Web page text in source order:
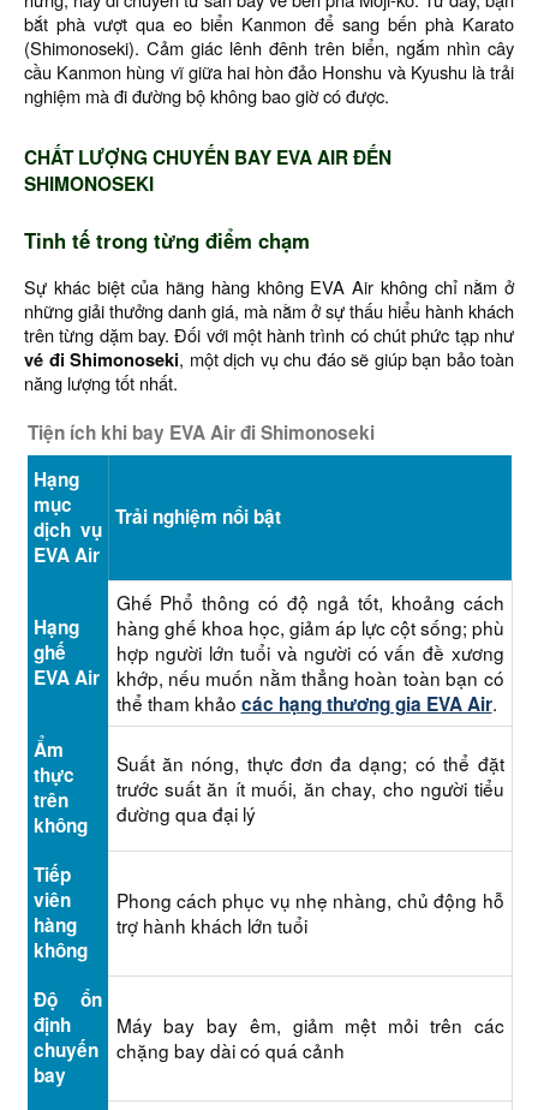
bắt phà vượt qua eo biển Kanmon để sang bến phà Karato
(Shimonoseki). Cảm giác lênh đênh trên biển, ngắm nhìn cây
cầu Kanmon hùng vĩ giữa hai hòn đảo Honshu và Kyushu là trải
nghiệm mà đi đường bộ không bao giờ có được.
CHẤT LƯỢNG CHUYẾN BAY EVA AIR ĐẾN
SHIMONOSEKI
Tinh tế trong từng điểm chạm
Sự khác biệt của hãng hàng không EVA Air không chỉ nằm ở
những giải thưởng danh giá, mà nằm ở sự thấu hiểu hành khách
trên từng dặm bay. Đối với một hành trình có chút phức tạp như
vé đi Shimonoseki, một dịch vụ chu đáo sẽ giúp bạn bảo toàn
năng lượng tốt nhất.
Tiện ích khi bay EVA Air đi Shimonoseki
Hạng
mục
dịch vụ
EVA Air
Trải nghiệm nổi bật
Hạng
ghế
EVA Air
Ghế Phổ thông có độ ngả tốt, khoảng cách
hàng ghế khoa học, giảm áp lực cột sống; phù
hợp người lớn tuổi và người có vấn đề xương
khớp, nếu muốn nằm thẳng hoàn toàn bạn có
thể tham khảo các hạng thương gia EVA Air.
Ẩm
thực
trên
không
Suất ăn nóng, thực đơn đa dạng; có thể đặt
trước suất ăn ít muối, ăn chay, cho người tiểu
đường qua đại lý
Tiếp
viên
hàng
không
Phong cách phục vụ nhẹ nhàng, chủ động hỗ
trợ hành khách lớn tuổi
Độ ổn
định
chuyến
bay
Máy bay bay êm, giảm mệt mỏi trên các
chặng bay dài có quá cảnh